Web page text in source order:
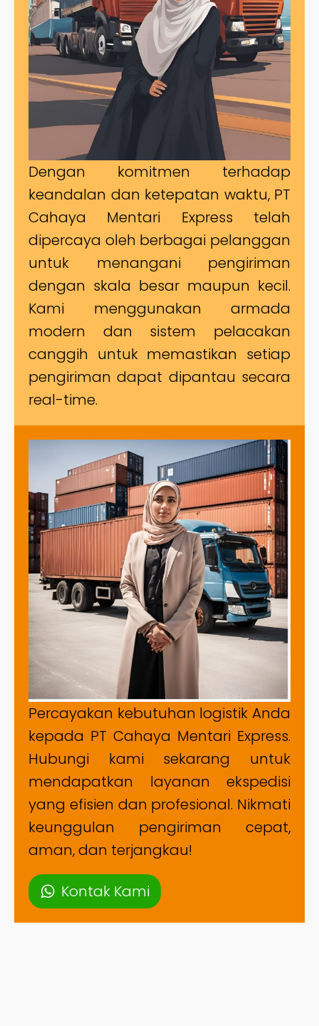
Dengan komitmen terhadap
keandalan dan ketepatan waktu, PT
Cahaya Mentari Express telah
dipercaya oleh berbagai pelanggan
untuk menangani pengiriman
dengan skala besar maupun kecil.
Kami menggunakan armada
modern dan sistem pelacakan
canggih untuk memastikan setiap
pengiriman dapat dipantau secara
real-time.
Percayakan kebutuhan logistik Anda
kepada PT Cahaya Mentari Express.
Hubungi kami sekarang untuk
mendapatkan layanan ekspedisi
yang efisien dan profesional. Nikmati
keunggulan pengiriman cepat,
aman, dan terjangkau!
Kontak Kami